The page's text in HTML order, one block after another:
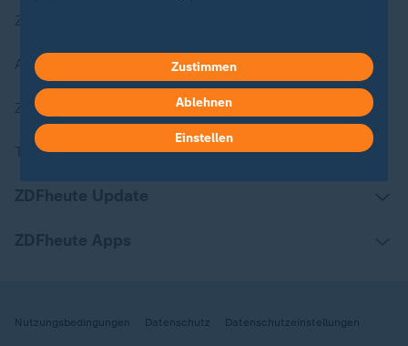
Aktuelle Sendungs-Videos
ZDFheute Stories
Themen im Überblick
Nutzungsbedingungen Datenschutz Datenschutzeinstellungen
Zustimmen
Ablehnen
Einstellen